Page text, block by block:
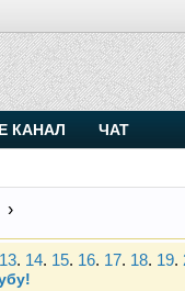
(прошивка)
13. 14. 15. 16. 17. 18. 19.
КАНАЛ ЧАТ